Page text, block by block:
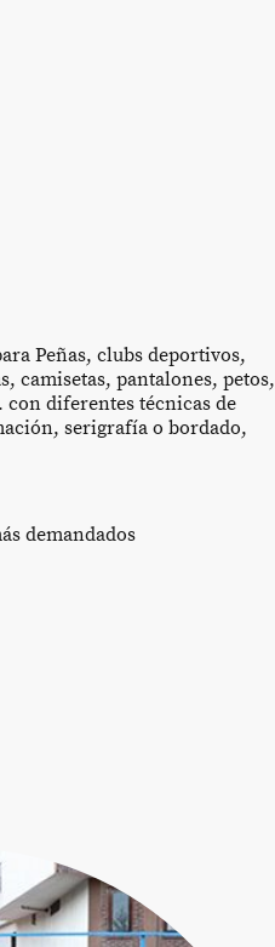
Peñas, clubs deportivos,
camisetas, pantalones, petos,
diferentes técnicas de
serigrafía o bordado,
demandados